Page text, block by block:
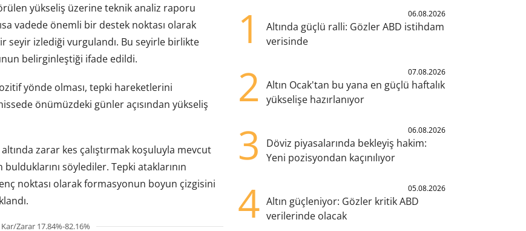
yükseliş üzerine teknik analiz raporu
vadede önemli bir destek noktası olarak
seyir izlediği vurgulandı. Bu seyirle birlikte
belirginleştiği ifade edildi.
yönde olması, tepki hareketlerini
önümüzdeki günler açısından yükseliş
zarar kes çalıştırmak koşuluyla mevcut
söylediler. Tepki ataklarının
noktası olarak formasyonun boyun çizgisini
Zarar 17.84%-82.16%
1 06.08.2026
Altında güçlü ralli: Gözler ABD istihdam
verisinde
2 07.08.2026
Altın Ocak'tan bu yana en güçlü haftalık
yükselişe hazırlanıyor
3 06.08.2026
Döviz piyasalarında bekleyiş hakim:
Yeni pozisyondan kaçınılıyor
4 05.08.2026
Altın güçleniyor: Gözler kritik ABD
verilerinde olacak